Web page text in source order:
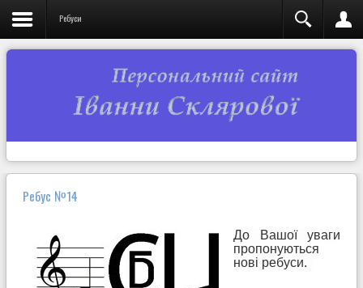
Ребуси
Ребус №14
До Вашої уваги
пропонуються
нові ребуси.